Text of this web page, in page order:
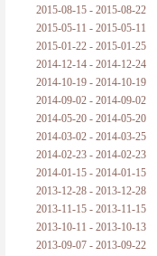
2015-08-15 - 2015-08-22
2015-05-11 - 2015-05-11
2015-01-22 - 2015-01-25
2014-12-14 - 2014-12-24
2014-10-19 - 2014-10-19
2014-09-02 - 2014-09-02
2014-05-20 - 2014-05-20
2014-03-02 - 2014-03-25
2014-02-23 - 2014-02-23
2014-01-15 - 2014-01-15
2013-12-28 - 2013-12-28
2013-11-15 - 2013-11-15
2013-10-11 - 2013-10-13
2013-09-07 - 2013-09-22